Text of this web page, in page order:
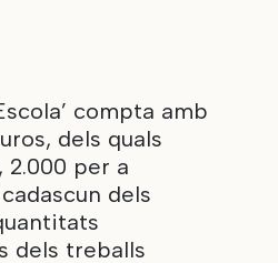
compta amb
dels quals
per a
dels
dels treballs